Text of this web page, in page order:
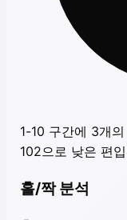
1-10 구간에 3개
102으로 낮은 편
홀/짝 분석